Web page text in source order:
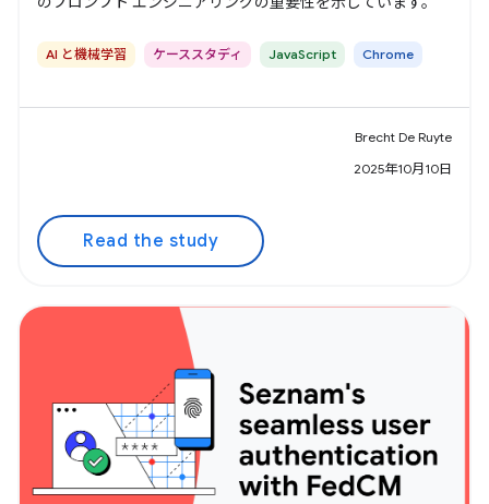
AI と機械学習 ケーススタディ JavaScript Chrome
Brecht De Ruyte
2025年10月10日
Read the study